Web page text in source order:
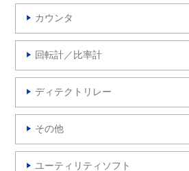
カウンタ
回転計／比率計
ディテクトリレー
その他
ユーティリティソフト